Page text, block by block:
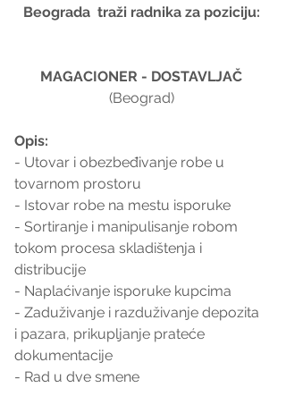
Beograda  traži radnika za poziciju:
MAGACIONER - DOSTAVLJAČ
(Beograd)
Opis:
- Utovar i obezbeđivanje robe u
tovarnom prostoru
- Istovar robe na mestu isporuke
- Sortiranje i manipulisanje robom
tokom procesa skladištenja i
distribucije
- Naplaćivanje isporuke kupcima
- Zaduživanje i razduživanje depozita
i pazara, prikupljanje prateće
dokumentacije
- Rad u dve smene